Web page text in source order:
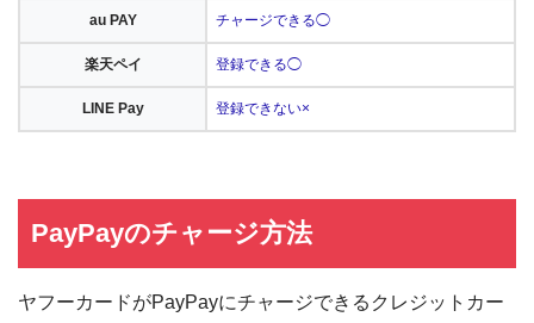
au PAY チャージできる◯
楽天ペイ 登録できる◯
LINE Pay 登録できない×
PayPayのチャージ方法
ヤフーカードがPayPayにチャージできるクレジットカー